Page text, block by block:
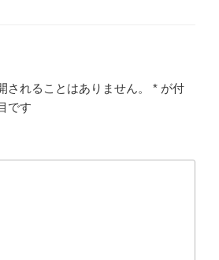
されることはありません。 * が付
です